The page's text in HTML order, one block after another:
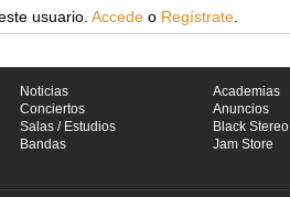
usuario. Accede o Regístrate
Noticias
Conciertos
Salas / Estudios
Bandas
Academias
Anuncios
Black Stereo
Jam Store